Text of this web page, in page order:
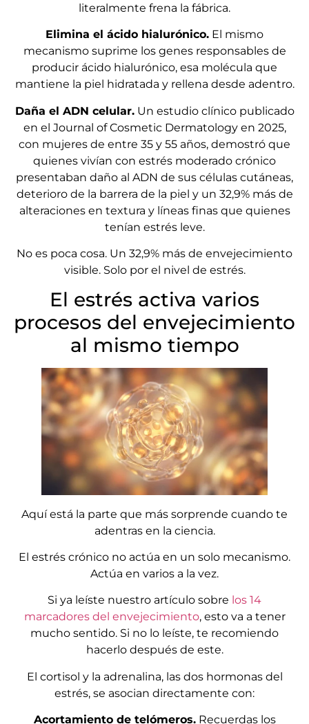
literalmente frena la fábrica.
Elimina el ácido hialurónico. El mismo
mecanismo suprime los genes responsables de
producir ácido hialurónico, esa molécula que
mantiene la piel hidratada y rellena desde adentro.
Daña el ADN celular.Un estudio clínico publicado
en el Journal of Cosmetic Dermatology en 2025,
con mujeres de entre 35 y 55 años, demostró que
quienes vivían con estrés moderado crónico
presentaban daño al ADN de sus células cutáneas,
deterioro de la barrera de la piel y un 32,9% más de
alteraciones en textura y líneas finas que quienes
tenían estrés leve.
No es poca cosa. Un 32,9% más de envejecimiento
visible. Solo por el nivel de estrés.
El estrés activa varios
procesos del envejecimiento
al mismo tiempo
Aquí está la parte que más sorprende cuando te
adentras en la ciencia.
El estrés crónico no actúa en un solo mecanismo.
Actúa en varios a la vez.
Si ya leíste nuestro artículo sobre los 14
marcadores del envejecimiento, esto va a tener
mucho sentido. Si no lo leíste, te recomiendo
hacerlo después de este.
El cortisol y la adrenalina, las dos hormonas del
estrés, se asocian directamente con:
Acortamiento de telómeros.Recuerdas los